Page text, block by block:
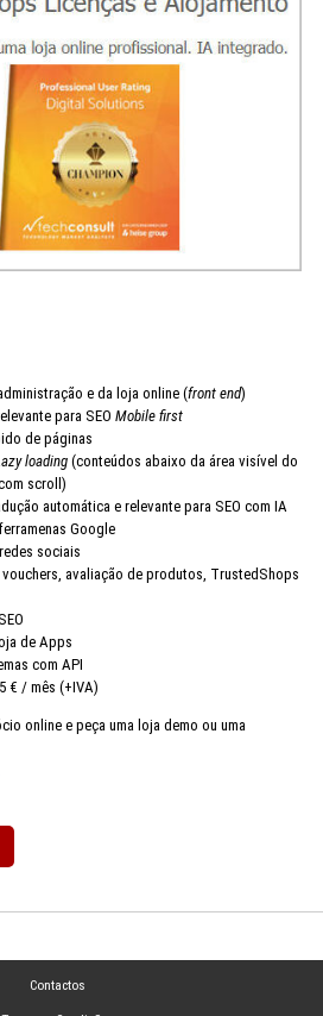
e da loja online (front end)
para SEO Mobile first
de páginas
loading(conteúdos abaixo da área visível do
scroll)
automática e relevante para SEO com IA
Google
sociais
avaliação de produtos, TrustedShops
de Apps
com API
€ / mês (+IVA)
online e peça uma loja demo ou uma
Contactos